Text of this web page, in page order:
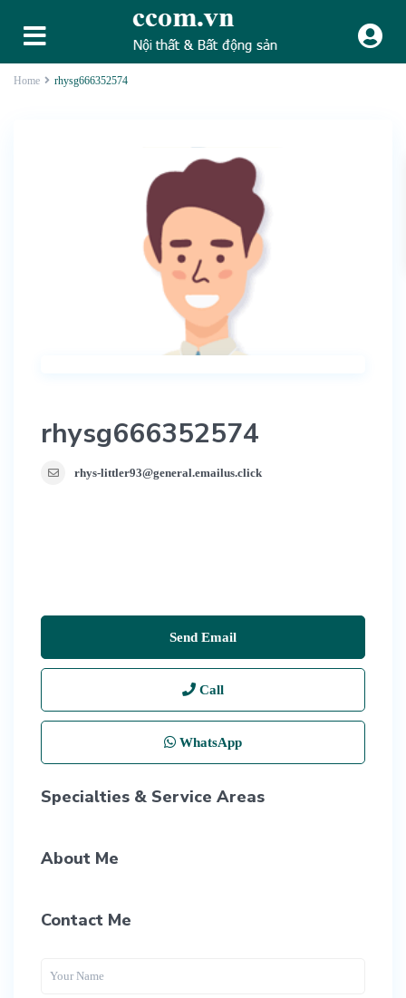
Home rhysg666352574
rhysg666352574
rhys-littler93@general.emailus.click
Send Email
Call
WhatsApp
Specialties & Service Areas
About Me
Contact Me